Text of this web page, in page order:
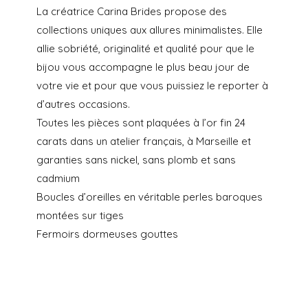
AVA
-
CARINA
BRIDES
La créatrice Carina Brides propose des
collections uniques aux allures minimalistes. Elle
allie sobriété, originalité et qualité pour que le
bijou vous accompagne le plus beau jour de
votre vie et pour que vous puissiez le reporter à
d’autres occasions.
Toutes les pièces sont plaquées à l’or fin 24
carats dans un atelier français, à Marseille et
garanties sans nickel, sans plomb et sans
cadmium
Boucles d’oreilles en véritable perles baroques
montées sur tiges
Fermoirs dormeuses gouttes